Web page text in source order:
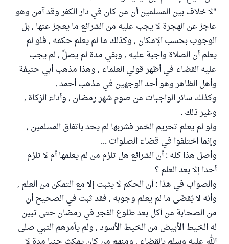
"لا خلاف بين المسلمين أن من كان في دار الكفر وقد آمن وهو
عاجز عن الهجرة لا يجب عليه من الشرائع ما يعجز عنها , بل
الوجوب بحسب الإمكان , وكذلك ما لم يعلم حكمه , فلو لم
يعلم أن الصلاة واجبة عليه , وبقي مدة لم يصلِّ , لم يجب
عليه القضاء في أظهر قولي العلماء , وهذا مذهب أبي حنيفة
وأهل الظاهر وهو أحد الوجهين في مذهب أحمد .
وكذلك سائر الواجبات من صوم شهر رمضان , وأداء الزكاة ,
وغير ذلك .
ولو لم يعلم تحريم الخمر فشربها لم يحد باتفاق المسلمين ,
وإنما اختلفوا في قضاء الصلوات ...
وأصل هذا كله : أن الشرائع هل تلزم من لم يعلمها أم لا تلزم
أحدا إلا بعد العلم ؟
والصواب في هذا : أن الحكم لا يثبت إلا مع التمكن من العلم ,
وأنه لا يُقضَى ما لم يعلم وجوبه , فقد ثبت في الصحيح أن
من الصحابة من أكل بعد طلوع الفجر في رمضان حتى تبين
له الخيط الأبيض من الخيط الأسود , ولم يأمرهم النبي صلى